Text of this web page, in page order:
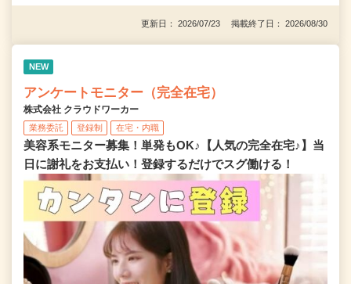
更新日： 2026/07/23 掲載終了日： 2026/08/30
NEW
アンケートモニター（完全在宅）
株式会社 クラウドワーカー
業務委託 登録制 在宅・内職
美容系モニター募集！単発もOK♪【人気の完全在宅♪】当
日に謝礼をお支払い！登録するだけでスグ働ける！